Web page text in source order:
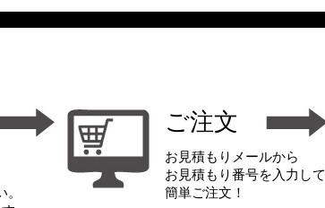
ご注文
お見積もりメールから
お見積もり番号を入力して
簡単ご注文！